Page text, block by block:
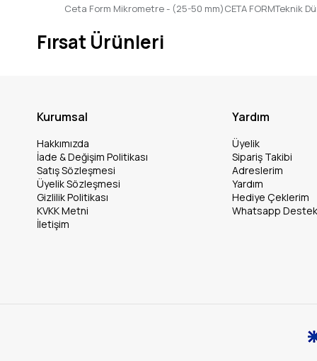
Ceta Form Mikrometre - (25-50 mm)CETA FORMTeknik
Fırsat Ürünleri
Kurumsal
Hakkımızda
İade & Değişim Politikası
Satış Sözleşmesi
Üyelik Sözleşmesi
Gizlilik Politikası
KVKK Metni
İletişim
Yardım
Üyelik
Sipariş Takibi
Adreslerim
Yardım
Hediye Çeklerim
Whatsapp